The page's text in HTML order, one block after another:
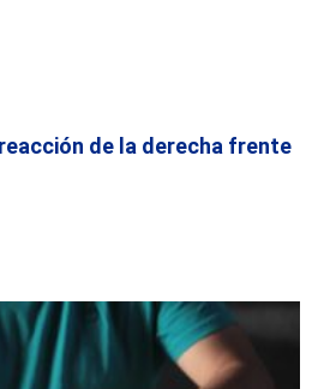
de la derecha frente